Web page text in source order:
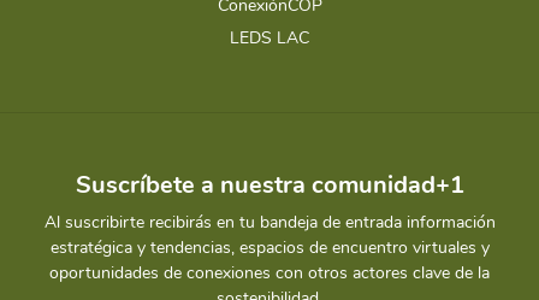
ConexiónCOP
LEDS LAC
Suscríbete a nuestra comunidad+1
Al suscribirte recibirás en tu bandeja de entrada información
estratégica y tendencias, espacios de encuentro virtuales y
oportunidades de conexiones con otros actores clave de la